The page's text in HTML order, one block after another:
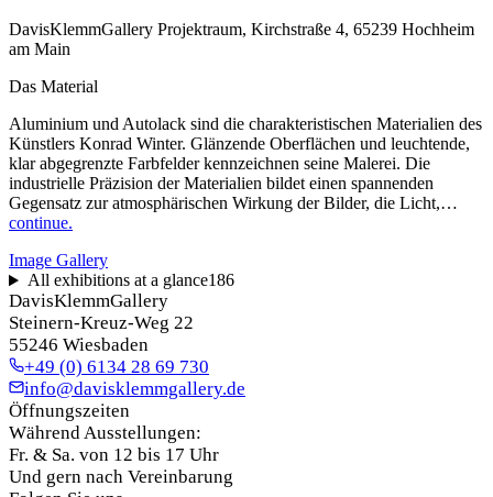
DavisKlemmGallery Projektraum, Kirchstraße 4, 65239 Hochheim
am Main
Das Material
Aluminium und Autolack sind die charakteristischen Materialien des
Künstlers Konrad Winter. Glänzende Oberflächen und leuchtende,
klar abgegrenzte Farbfelder kennzeichnen seine Malerei. Die
industrielle Präzision der Materialien bildet einen spannenden
Gegensatz zur atmosphärischen Wirkung der Bilder, die Licht,…
continue.
Image Gallery
All exhibitions at a glance186
DavisKlemmGallery
Steinern-Kreuz-Weg 22
55246 Wiesbaden
+49 (0) 6134 28 69 730
info@davisklemmgallery.de
Öffnungszeiten
Während Ausstellungen:
Fr. & Sa. von 12 bis 17 Uhr
Und gern nach Vereinbarung